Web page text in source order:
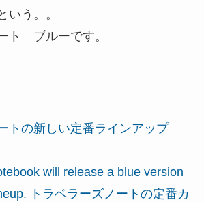
いう。。
ト ブルーです。
トの新しい定番ラインアップ
will release a blue version
トラベラーズノートの定番カ